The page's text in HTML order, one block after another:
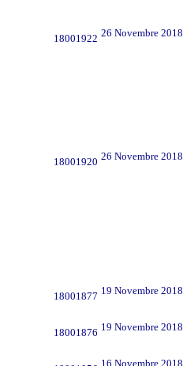
18001922 26 Novembre 2018
18001920 26 Novembre 2018
18001877 19 Novembre 2018
18001876 19 Novembre 2018
16 Novembre 2018